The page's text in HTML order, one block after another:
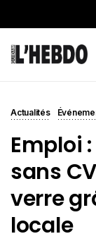
Actualités
Emploi
sans
verre
locale